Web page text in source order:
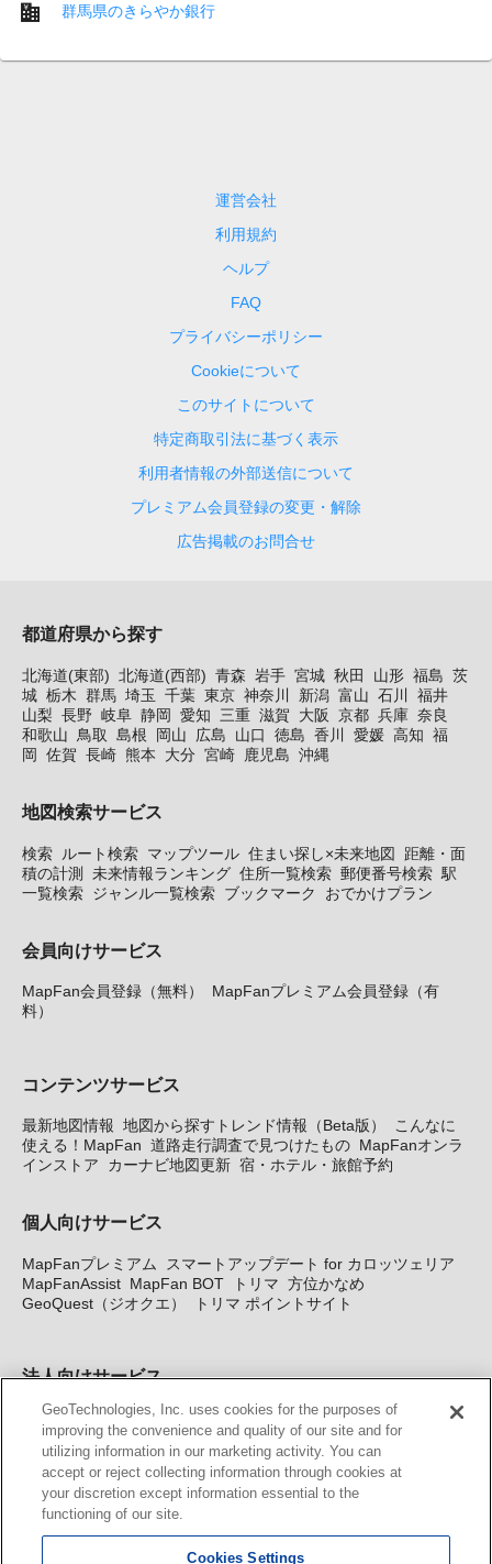
群馬県のきらやか銀行
運営会社
利用規約
ヘルプ
FAQ
プライバシーポリシー
Cookieについて
このサイトについて
特定商取引法に基づく表示
利用者情報の外部送信について
プレミアム会員登録の変更・解除
広告掲載のお問合せ
都道府県から探す
北海道(東部) 北海道(西部) 青森 岩手 宮城 秋田 山形 福島 茨
城 栃木 群馬 埼玉 千葉 東京 神奈川 新潟 富山 石川
福井
山梨 長野 岐阜 静岡 愛知 三重 滋賀 大阪 京都 兵庫 奈良
和歌山
鳥取 島根 岡山 広島 山口 徳島 香川 愛媛 高知 福
岡
佐賀 長崎 熊本 大分 宮崎 鹿児島 沖縄
地図検索サービス
検索 ルート検索 マップツール 住まい探し×未来地図
距離・面
積の計測 未来情報ランキング 住所一覧検索 郵便番号検索 駅
一覧検索 ジャンル一覧検索 ブックマーク おでかけプラン
会員向けサービス
MapFan会員登録（無料）
MapFanプレミアム会員登録（有
料）
コンテンツサービス
最新地図情報 地図から探すトレンド情報（Beta版）
こんなに
使える！MapFan 道路走行調査で見つけたもの MapFanオンラ
インストア
カーナビ地図更新 宿・ホテル・旅館予約
個人向けサービス
MapFanプレミアム
スマートアップデート for カロッツェリア
MapFanAssist MapFan BOT トリマ 方位かなめ
GeoQuest（ジオクエ）
トリマ ポイントサイト
法人向けサービス
法人向け地図・位置情報サービス WEBサイト・システム向け地
図API Windows PC向け地図開発キット MapFan DB 住所確認
サービス
MAP WORLD+ トリマ広告 Geo-Research
カーナビ地図更新サービス
GeoTechnologies, Inc. uses cookies for the purposes of
improving the convenience and quality of our site and for
utilizing information in our marketing activity. You can
accept or reject collecting information through cookies at
your discretion except information essential to the
functioning of our site.
Cookies Settings